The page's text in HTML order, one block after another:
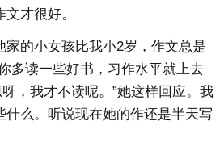
才很好。
家的小女孩比我小2岁，作文总是
多读一些好书，习作水平就上去
，我才不读呢。”她这样回应。我
什么。听说现在她的作还是半天写